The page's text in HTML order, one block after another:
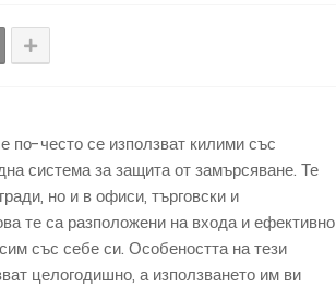
по-често се използват килими със
система за защита от замърсяване. Те
но и в офиси, търговски и
те са разположени на входа и ефективно
със себе си. Особеността на тези
целогодишно, а използването им ви